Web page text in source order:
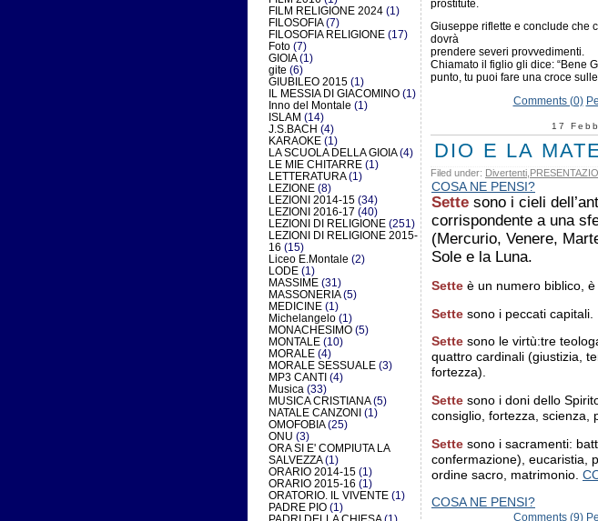
FILM RELIGIONE 2024 (1)
FILOSOFIA(7)
FILOSOFIA RELIGIONE (17)
Foto (7)
GIOIA(1)
gite (6)
GIUBILEO 2015 (1)
IL MESSIA DI GIACOMINO (1)
Inno del Montale (1)
ISLAM (14)
J.S.BACH (4)
KARAOKE (1)
LA SCUOLA DELLA GIOIA(4)
LE MIE CHITARRE (1)
LETTERATURA(1)
LEZIONE (8)
LEZIONI 2014-15 (34)
LEZIONI 2016-17 (40)
LEZIONI DI RELIGIONE (251)
LEZIONI DI RELIGIONE 2015-
16 (15)
Liceo E.Montale (2)
LODE (1)
MASSIME (31)
MASSONERIA(5)
MEDICINE (1)
Michelangelo (1)
MONACHESIMO (5)
MONTALE (10)
MORALE (4)
MORALE SESSUALE (3)
MP3 CANTI (4)
Musica (33)
MUSICA CRISTIANA(5)
NATALE CANZONI (1)
OMOFOBIA(25)
ONU (3)
ORA SI E' COMPIUTA LA
SALVEZZA(1)
ORARIO 2014-15 (1)
ORARIO 2015-16 (1)
ORATORIO. IL VIVENTE (1)
PADRE PIO (1)
prostitute.
Giuseppe riflette e conclude che
dovrà
prendere severi provvedimenti.
Chiamato il figlio gli dice: “Bene
punto, tu puoi fare una croce
Comments (0)
17
DIO E LA
Filed under: Divertenti
COSA NE PENSI?
Sette sono i cieli
corrispondente a una
(Mercurio, Venere,
Sole e la Luna.
Sette è un numero biblico,
Sette sono i peccati capitali.
Sette sono le virtù:tre
quattro cardinali (giustizia,
fortezza).
Sette sono i doni dello
consiglio, fortezza, scienza,
Sette sono i sacramenti:
confermazione), eucaristia,
ordine sacro, matrimonio.
COSA NE PENSI?
Comments (9)